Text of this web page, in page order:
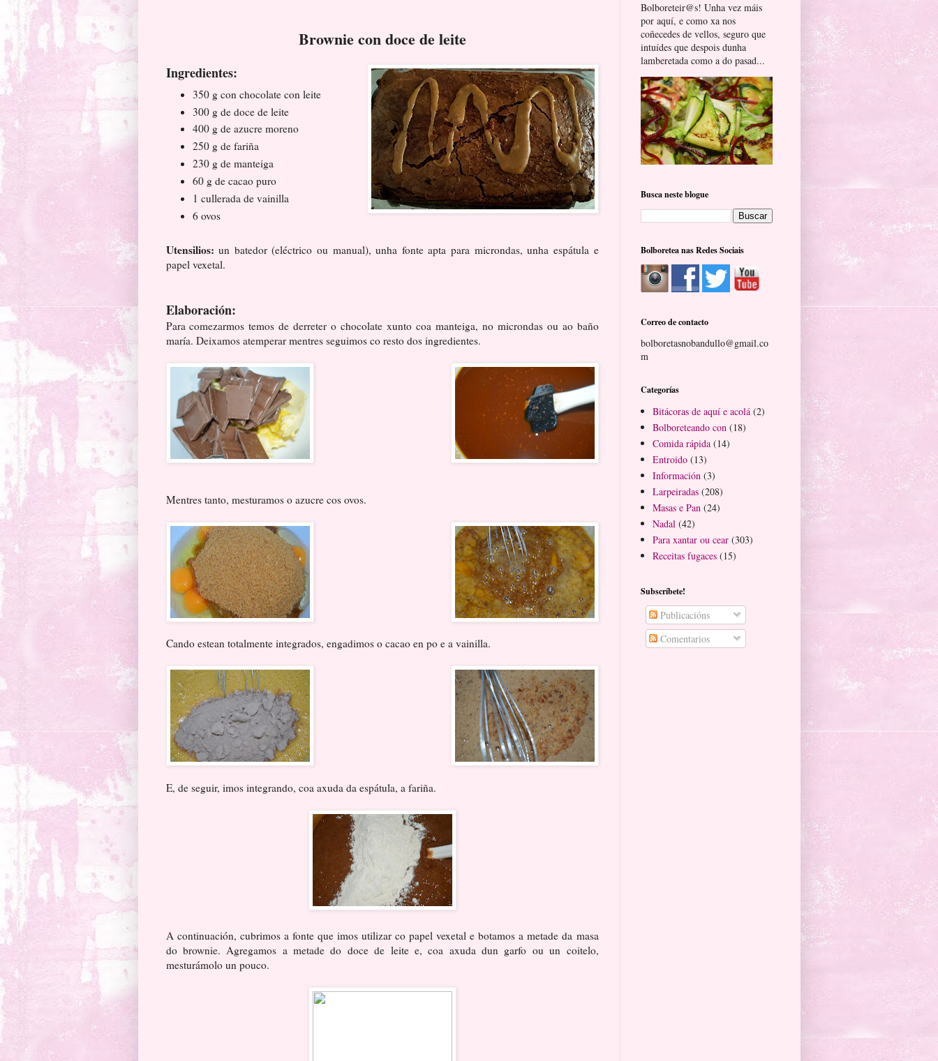
Brownie con doce de leite
Ingredientes:
350 g con chocolate con leite
300 g de doce de leite
400 g de azucre moreno
250 g de fariña
230 g de manteiga
60 g de cacao puro
1 cullerada de vainilla
6 ovos
Utensilios:un batedor (eléctrico ou manual), unha fonte apta para microndas, unha espátula e
papel vexetal.
Elaboración:
Para comezarmos temos de derreter o chocolate xunto coa manteiga, no microndas ou ao baño
maría. Deixamos atemperar mentres seguimos co resto dos ingredientes.
Mentres tanto, mesturamos o azucre cos ovos.
Cando estean totalmente integrados, engadimos o cacao en po e a vainilla.
E, de seguir, imos integrando, coa axuda da espátula, a fariña.
A continuación, cubrimos a fonte que imos utilizar co papel vexetal e botamos a metade da masa
do brownie. Agregamos a metade do doce de leite e, coa axuda dun garfo ou un coitelo,
mesturámolo un pouco.
Bolboreteir@s! Unha vez máis
por aquí, e como xa nos
coñecedes de vellos, seguro que
intuídes que despois dunha
lamberetada como a do pasad...
Busca neste blogue
Bolboretea nas Redes Sociais
Correo de contacto
bolboretasnobandullo@gmail.co
m
Categorías
Bitácoras de aquí e acolá (2)
Bolboreteando con (18)
Comida rápida (14)
Entroido (13)
Información (3)
Larpeiradas (208)
Masas e Pan (24)
Nadal (42)
Para xantar ou cear (303)
Receitas fugaces (15)
Subscríbete!
Publicacións
Comentarios